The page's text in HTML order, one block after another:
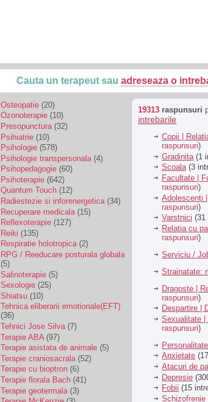
Cauta un terapeut sau adreseaza o
Osteopatie (20)
Ozonoterapie (10)
Presopunctura (32)
Psihiatrie (10)
Psihologie (578)
Psihologie transpersonala (4)
Psihopedagogie (60)
Psihoterapie (642)
Quantum Touch (12)
Radiestezie si inforenergetica(34)
Recuperare medicala (15)
Reflexoterapie (127)
Reiki (135)
Respiratie holotropica(2)
RPG / Reeducare posturala globala
(5)
Salinoterapie (5)
Sexologie (25)
Shiatsu (10)
Tehnica eliberarii emotionale(EFT)
(36)
Tehnici Jose Silva(7)
Terapie ABA (97)
Terapie asistata de animale (5)
Terapie craniosacrala (52)
Terapie cu bioptron (6)
Terapie florala Bach (41)
Terapie geotermala (3)
19313 raspunsuri
intrebarile
Copii |
raspunsuri)
Gradinita (1
Scoala(3
Facultate |
raspunsuri)
Adolescenti
raspunsuri)
Varstnici (31
Relatia cu
raspunsuri)
Serviciu /
Strainatate:
Dragoste |
raspunsuri)
Despartire |
Sexualitate |
raspunsuri)
Anxietate
Atacuri de
Depresie
Fobii (15
Schizofrenie